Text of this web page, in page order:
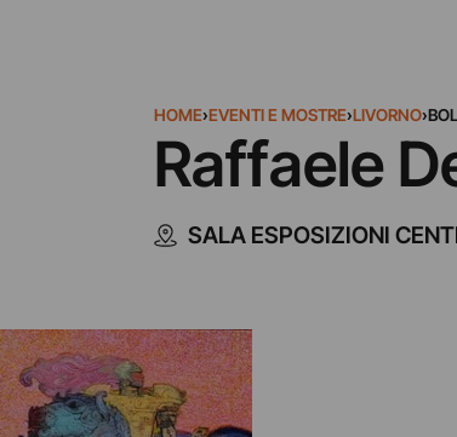
HOME›EVENTI E MOSTRE›LIVORNO›
Raffaele
SALA ESPOSIZIONI